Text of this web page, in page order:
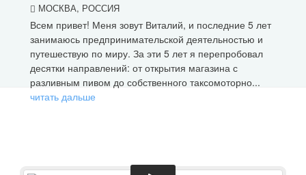
МОСКВА, РОССИЯ
Всем привет! Меня зовут Виталий, и последние 5 лет
занимаюсь предпринимательской деятельностью и
путешествую по миру. За эти 5 лет я перепробовал
десятки направлений: от открытия магазина с
разливным пивом до собственного таксомоторно...
читать дальше